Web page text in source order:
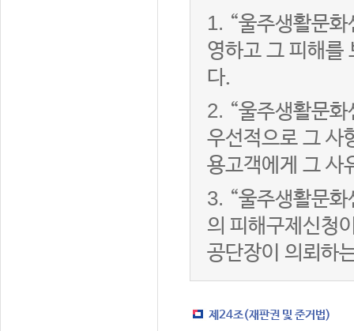
1. “울주생활문
영하고 그 피해를
다.
2. “울주생활문
우선적으로 그 사
용고객에게 그 사
3. “울주생활문
의 피해구제신청
공단장이 의뢰하
제24조(재판권 및 준거법)